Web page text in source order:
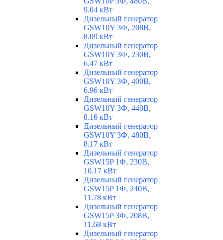
9.04 кВт
Дизельный генератор
GSW10Y 3Ф, 208В,
8.09 кВт
Дизельный генератор
GSW10Y 3Ф, 230В,
6.47 кВт
Дизельный генератор
GSW10Y 3Ф, 400В,
6.96 кВт
Дизельный генератор
GSW10Y 3Ф, 440В,
8.16 кВт
Дизельный генератор
GSW10Y 3Ф, 480В,
8.17 кВт
Дизельный генератор
GSW15P 1Ф, 230В,
10.17 кВт
Дизельный генератор
GSW15P 1Ф, 240В,
11.78 кВт
Дизельный генератор
GSW15P 3Ф, 208В,
11.68 кВт
Дизельный генератор